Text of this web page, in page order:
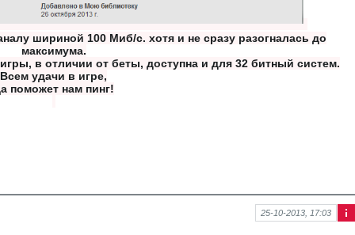
шириной 100 Миб/с. хотя и не сразу разогналась до
максимума.
в отличии от беты, доступна и для 32 битный систем.
Всем удачи в игре,
поможет нам пинг!
25-10-2013, 17:03